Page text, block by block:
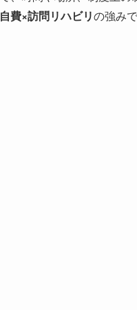
自費×訪問リハビリの強み